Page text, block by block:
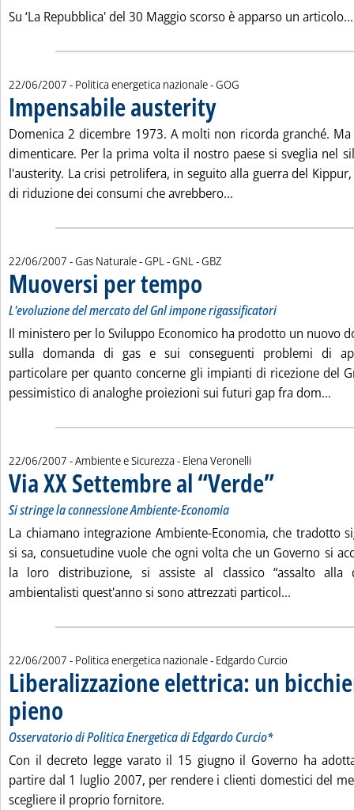
Su ‘La Repubblica' del 30 Maggio scorso è apparso un articolo...
22/06/2007 - Politica energetica nazionale -di:
GOG
Impensabile austerity. Pubblicata venerdì 22 giugno
Domenica 2 dicembre 1973. A molti non ricorda granché.
dimenticare. Per la prima volta il nostro paese si sveglia nel
l'austerity. La crisi petrolifera, in seguito alla guerra del
di riduzione dei consumi che avrebbero...
22/06/2007 - Gas Naturale - GPL - GNL -di:
GBZ
Muoversi per tempo
L'evoluzione del mercato del Gnl impone rigassificatori
Il ministero per lo Sviluppo Economico ha prodotto un nuovo
sulla domanda di gas e sui conseguenti problemi di
particolare per quanto concerne gli impianti di ricezione del
pessimistico di analoghe proiezioni sui futuri gap fra dom...
22/06/2007 - Ambiente e Sicurezza - di:
Elena Veronelli
Via XX Settembre al “Verde”. Sottotitolo: Si
. Pubblicata venerdì
Si stringe la connessione Ambiente-Economia
La chiamano integrazione Ambiente-Economia, che tradotto
si sa, consuetudine vuole che ogni volta che un Governo si
la loro distribuzione, si assiste al classico “assalto alla
ambientalisti quest'anno si sono attrezzati particol...
22/06/2007 - Politica energetica nazionale - di:
Edgardo Curcio
Liberalizzazione elettrica: un
pieno
Osservatorio di Politica Energetica di Edgardo Curcio*
Con il decreto legge varato il 15 giugno il Governo ha
partire dal 1 luglio 2007, per rendere i clienti domestici del
scegliere il proprio fornitore.